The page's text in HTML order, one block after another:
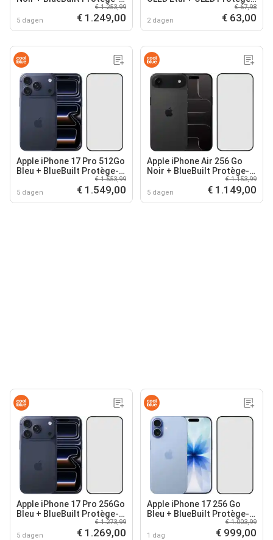
5 dagen
€ 1.253,99
€ 1.249,00 2 dagen
€ 67,98
€ 63,00
Apple iPhone 17 Pro 512Go
Bleu + BlueBuilt Protège-
5 dagen
€ 1.553,99
€ 1.549,00
Apple iPhone Air 256 Go
Noir + BlueBuilt Protège-
5 dagen
€ 1.153,99
€ 1.149,00
Apple iPhone 17 Pro 256Go
Bleu + BlueBuilt Protège-
5 dagen
€ 1.273,99
€ 1.269,00
Apple iPhone 17 256 Go
Bleu + BlueBuilt Protège-
1 dag
€ 1.003,99
€ 999,00